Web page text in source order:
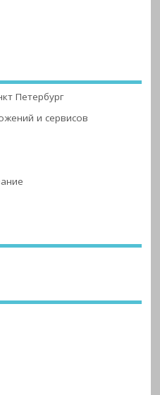
Петербург
и сервисов